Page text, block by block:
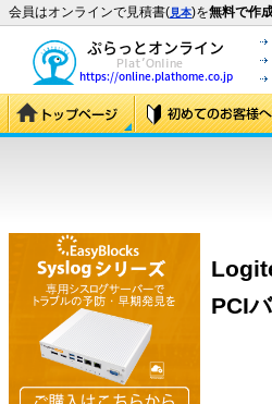
会員はオンラインで見積書(見本)を無料で作
PCI